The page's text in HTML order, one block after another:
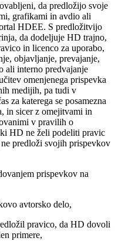
da predložijo svoje
grafikami in avdio ali
HDEE. S predložitvijo
da dodeljuje HD trajno,
in licenco za uporabo,
objavljanje, prevajanje,
ali interno predvajanje
omenjenega prispevka
medijih, pa tudi v
za katerega se posamezna
in sicer z omejitvami in
v pravilih o
HD ne želi podeliti pravic
predloži svojih prispevkov
prispevkov na
avtorsko delo,
pravico, da HD dovoli
primere,